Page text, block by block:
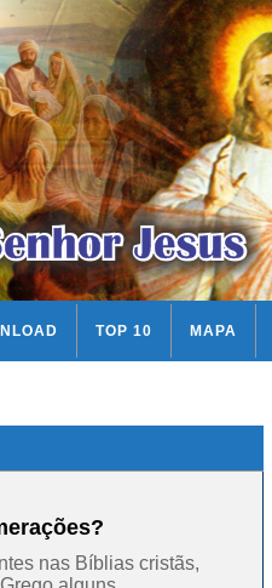
TOP 10 MAPA
nas Bíblias cristãs,